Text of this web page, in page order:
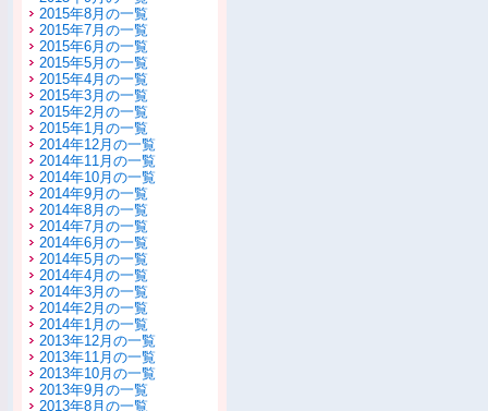
2015年8月の一覧
2015年7月の一覧
2015年6月の一覧
2015年5月の一覧
2015年4月の一覧
2015年3月の一覧
2015年2月の一覧
2015年1月の一覧
2014年12月の一覧
2014年11月の一覧
2014年10月の一覧
2014年9月の一覧
2014年8月の一覧
2014年7月の一覧
2014年6月の一覧
2014年5月の一覧
2014年4月の一覧
2014年3月の一覧
2014年2月の一覧
2014年1月の一覧
2013年12月の一覧
2013年11月の一覧
2013年10月の一覧
2013年9月の一覧
2013年8月の一覧